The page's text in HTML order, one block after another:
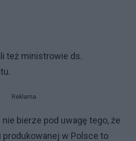
też ministrowie ds.
Reklama
bierze pod uwagę tego, że
produkowanej w Polsce to